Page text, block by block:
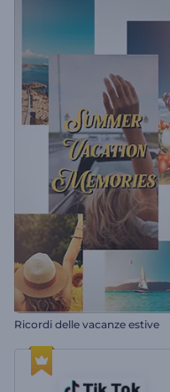
Ricordi delle vacanze estive